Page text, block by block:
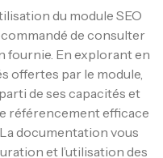
du module SEO
de consulter
En explorant en
offertes par le module,
de ses capacités et
référencement efficace
documentation vous
et l’utilisation des